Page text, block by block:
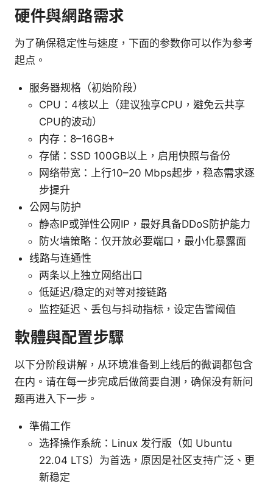
硬件與網路需求
为了确保稳定性与速度，下面的参数你可以作为参考
起点。
服务器规格（初始阶段）
CPU：4核以上（建议独享CPU，避免云共享
CPU的波动）
内存：8–16GB+
存储：SSD 100GB以上，启用快照与备份
网络带宽：上行10–20 Mbps起步，稳态需求逐
步提升
公网与防护
静态IP或弹性公网IP，最好具备DDoS防护能力
防火墙策略：仅开放必要端口，最小化暴露面
线路与连通性
两条以上独立网络出口
低延迟/稳定的对等对接链路
监控延迟、丢包与抖动指标，设定告警阈值
軟體與配置步驟
以下分阶段讲解，从环境准备到上线后的微调都包含
在内。请在每一步完成后做简要自测，确保没有新问
题再进入下一步。
準備工作
选择操作系統：Linux 发行版（如 Ubuntu
22.04 LTS）为首选，原因是社区支持广泛、更
新稳定